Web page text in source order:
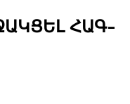
ՀԱԳ-